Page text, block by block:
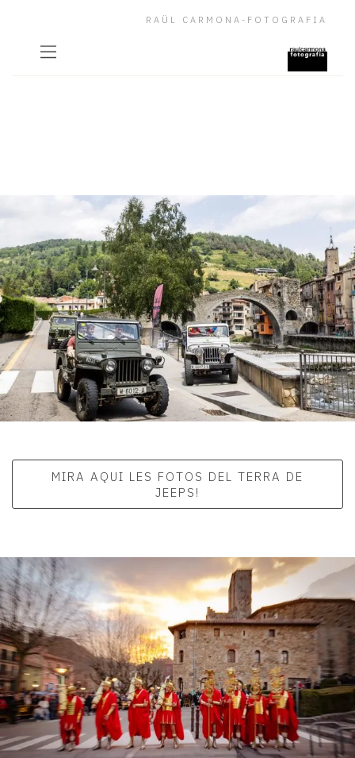
RAÜL CARMONA-FOTOGRAFIA
MIRA AQUI LES FOTOS DEL TERRA DE
JEEPS!